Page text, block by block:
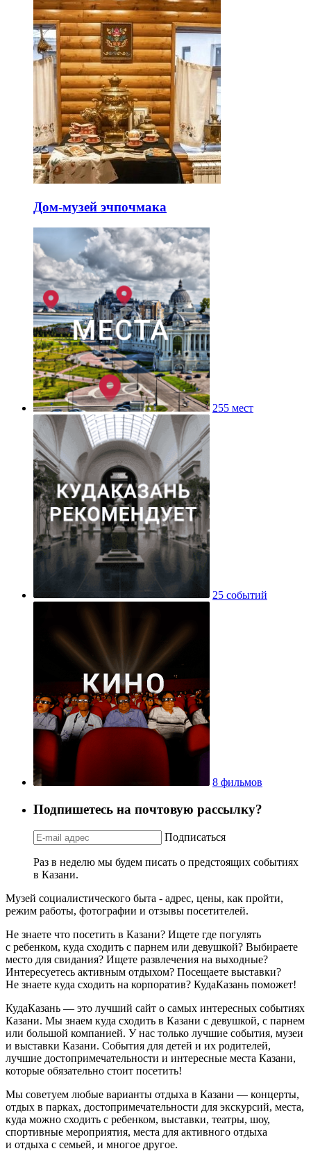
Дом-музей эчпочмака
255 мест
25 событий
8 фильмов
Подпишетесь на почтовую рассылку?
Подписаться
Раз в неделю мы будем писать о предстоящих событиях
в Казани.
Музей социалистического быта - адрес, цены, как пройти,
режим работы, фотографии и отзывы посетителей.
Не знаете что посетить в Казани? Ищете где погулять
с ребенком, куда сходить с парнем или девушкой? Выбираете
место для свидания? Ищете развлечения на выходные?
Интересуетесь активным отдыхом? Посещаете выставки?
Не знаете куда сходить на корпоратив? КудаКазань поможет!
КудаКазань — это лучший сайт о самых интересных событиях
Казани. Мы знаем куда сходить в Казани с девушкой, с парнем
или большой компанией. У нас только лучшие события, музеи
и выставки Казани. События для детей и их родителей,
лучшие достопримечательности и интересные места Казани,
которые обязательно стоит посетить!
Мы советуем любые варианты отдыха в Казани — концерты,
отдых в парках, достопримечательности для экскурсий, места,
куда можно сходить с ребенком, выставки, театры, шоу,
спортивные мероприятия, места для активного отдыха
и отдыха с семьей, и многое другое.